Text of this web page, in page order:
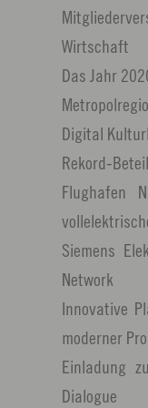
Wirtschaft
Das Jahr
Digital
Rekord-
Flughafen
Siemens
Network
Innovative
moderner
Einladung
Dialogue